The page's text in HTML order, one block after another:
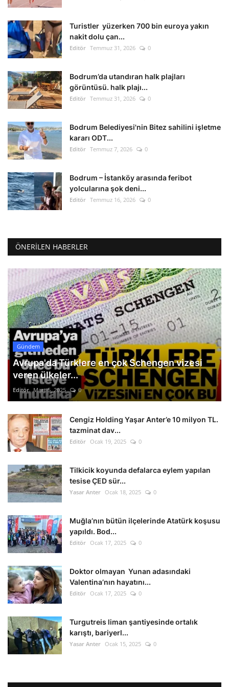
Kültür Sanat Tarih
Sağlık
Ekonomi
Gündem
Dünya
Turistler yüzerken 700 bin euroya yakın
nakit dolu çan...
Editör Temmuz 31, 2026 0
Bodrum’da utandıran halk plajları
görüntüsü. halk plajı...
Editör Temmuz 31, 2026 0
Bodrum Belediyesi'nin Bitez sahilini işletme
kararı ODT...
Editör Temmuz 7, 2026 0
Bodrum – İstanköy arasında feribot
yolcularına şok deni...
Editör Temmuz 16, 2026 0
ÖNERILEN HABERLER
Gündem
Avrupa'da Türklere en çok Schengen vizesi
veren ülkeler...
Editör Mart 5, 2025 0
Cengiz Holding Yaşar Anter’e 10 milyon TL.
tazminat dav...
Editör Ocak 19, 2025 0
Tilkicik koyunda defalarca eylem yapılan
tesise ÇED sür...
Yasar Anter Ocak 18, 2025 0
Muğla’nın bütün ilçelerinde Atatürk koşusu
yapıldı. Bod...
Editör Ocak 17, 2025 0
Doktor olmayan Yunan adasındaki
Valentina’nın hayatını...
Editör Ocak 17, 2025 0
Turgutreis liman şantiyesinde ortalık
karıştı, bariyerl...
Yasar Anter Ocak 15, 2025 0